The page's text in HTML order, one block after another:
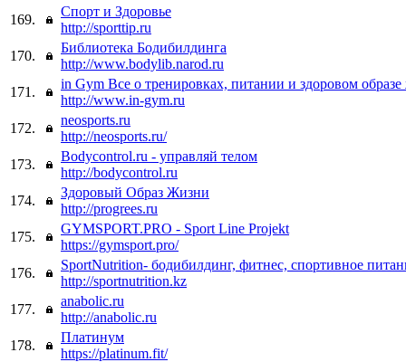
169.
Спорт и Здоровье
http://sporttip.ru
170.
Библиотека Бодибилдинга
http://www.bodylib.narod.ru
171.
in Gym Все о тренировках, питании и здоровом
http://www.in-gym.ru
172.
neosports.ru
http://neosports.ru/
173.
Bodycontrol.ru - управляй телом
http://bodycontrol.ru
174.
Здоровый Образ Жизни
http://progrees.ru
175.
GYMSPORT.PRO - Sport Line Projekt
https://gymsport.pro/
176.
SportNutrition- бодибилдинг, фитнес, спортивное
http://sportnutrition.kz
177.
anabolic.ru
http://anabolic.ru
178.
Платинум
https://platinum.fit/